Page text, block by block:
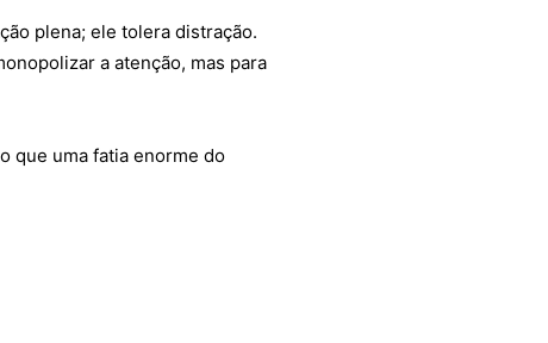
plena; ele tolera distração.
a atenção, mas para
que uma fatia enorme do